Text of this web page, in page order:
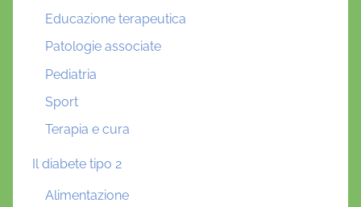
Educazione terapeutica
Patologie associate
Pediatria
Sport
Terapia e cura
Il diabete tipo 2
Alimentazione